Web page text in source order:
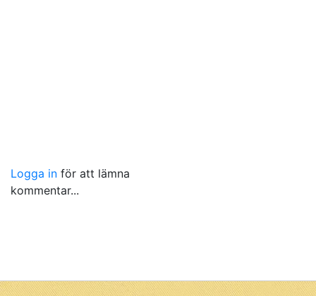
Logga in för att lämna
kommentar...